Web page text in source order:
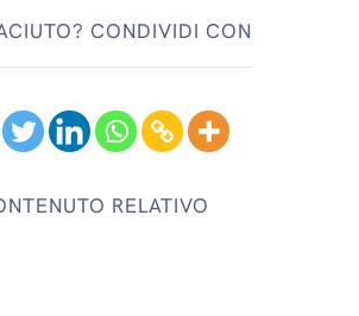
CONDIVIDI CON
RELATIVO